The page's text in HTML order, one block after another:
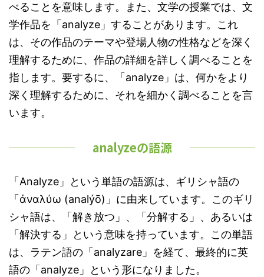
べることを意味します。また、文学の授業では、文
学作品を「analyze」することがあります。これ
は、その作品のテーマや登場人物の性格などを深く
理解するために、作品の詳細を詳しく調べることを
指します。要するに、「analyze」は、何かをより
深く理解するために、それを細かく調べることを言
います。
analyzeの語源
「Analyze」という単語の語源は、ギリシャ語の
「ἀναλύω (analýō)」に由来しています。このギリ
シャ語は、「解き放つ」、「分解する」、あるいは
「解決する」という意味を持っています。この単語
は、ラテン語の「analyzare」を経て、最終的に英
語の「analyze」という形になりました。